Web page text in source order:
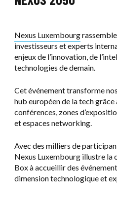
Nexus Luxembourg
investisseurs et experts
enjeux de l’innovation, de
technologies de demain.
Cet événement transforme
hub européen de la tech
conférences, zones
et espaces networking.
Avec des milliers de
Nexus Luxembourg illustre la
Box à accueillir des
dimension technologique et